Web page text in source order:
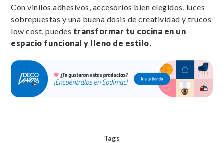
Con vinilos adhesivos, accesorios bien elegidos, luces
sobrepuestas y una buena dosis de creatividad y trucos
low cost, puedes transformar tu cocina en un
espacio funcional y lleno de estilo.
Tags